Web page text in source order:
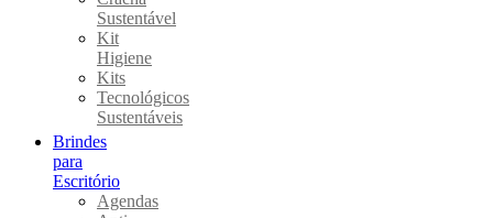
Sustentável
Kit
Higiene
Kits
Tecnológicos
Sustentáveis
Brindes
para
Escritório
Agendas